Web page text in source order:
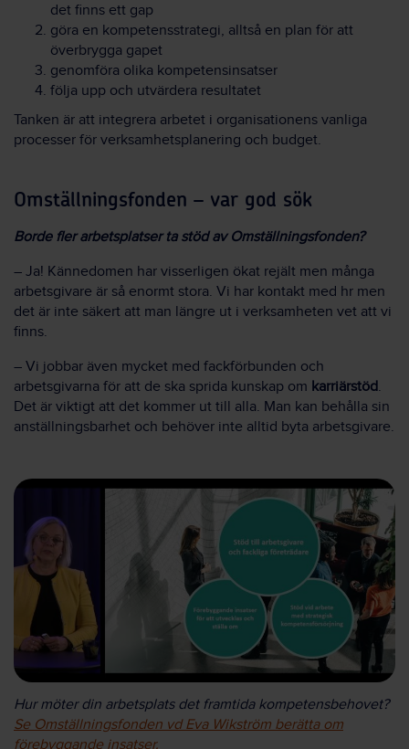
det finns ett gap
göra en kompetensstrategi, alltså en plan för att
överbrygga gapet
genomföra olika kompetensinsatser
följa upp och utvärdera resultatet
Tanken är att integrera arbetet i organisationens vanliga
processer för verksamhetsplanering och budget.
Omställningsfonden – var god sök
Borde fler arbetsplatser ta stöd av Omställningsfonden?
– Ja! Kännedomen har visserligen ökat rejält men många
arbetsgivare är så enormt stora. Vi har kontakt med hr men
det är inte säkert att man längre ut i verksamheten vet att vi
finns.
– Vi jobbar även mycket med fackförbunden och
arbetsgivarna för att de ska sprida kunskap om karriärstöd.
Det är viktigt att det kommer ut till alla. Man kan behålla sin
anställningsbarhet och behöver inte alltid byta arbetsgivare.
Hur möter din arbetsplats det framtida kompetensbehovet?
Se Omställningsfonden vd Eva Wikström berätta om
förebyggande insatser.